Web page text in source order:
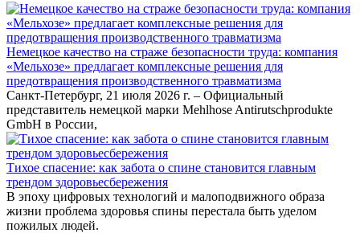
Немецкое качество на страже безопасности труда: компания
«Мельхозе» предлагает комплексные решения для
предотвращения производственного травматизма
Санкт-Петербург, 21 июля 2026 г. – Официальный
представитель немецкой марки Mehlhose Antirutschprodukte
GmbH в России,
Тихое спасение: как забота о спине становится главным
трендом здоровьесбережения
В эпоху цифровых технологий и малоподвижного образа
жизни проблема здоровья спины перестала быть уделом
пожилых людей.